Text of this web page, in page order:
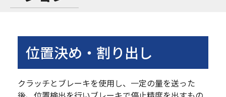
位置決め・割り出し
クラッチとブレーキを使用し、一定の量を送った